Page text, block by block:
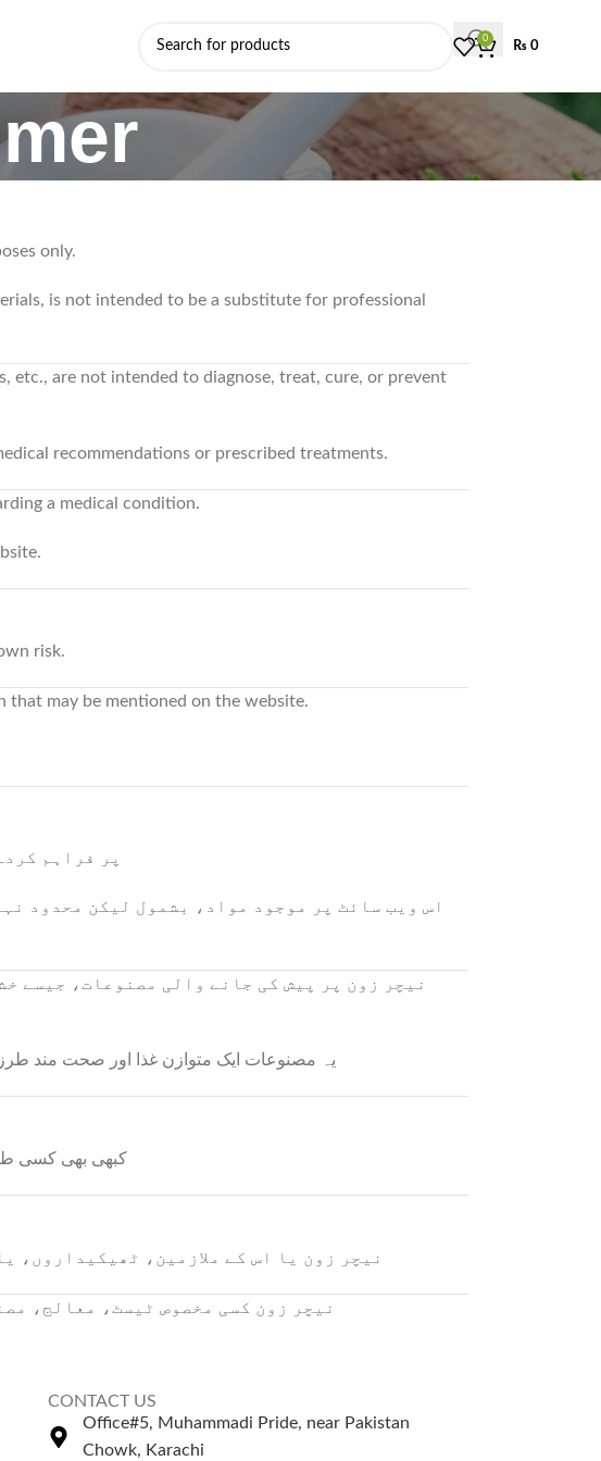
0
₨0
only.
is not intended to be a substitute for professional
etc., are not intended to diagnose, treat, cure, or prevent
recommendations or prescribed treatments.
a medical condition.
risk.
that may be mentioned on the website.
(جسے “نیچر زون”
اس ویب سائٹ پر موجود مواد، بشمول لیکن محدود
نیچر زون پر پیش کی جانے والی مصنوعات، جیسے
یہ مصنوعات ایک متوازن غذا اور صحت مند
کبھی بھی کسی
نیچر زون یا اس کے ملازمین، ٹھیکیداروں،
نیچر زون کسی مخصوص ٹیسٹ، معالج،
CONTACT US
Office#5, Muhammadi Pride, near Pakistan
Chowk, Karachi